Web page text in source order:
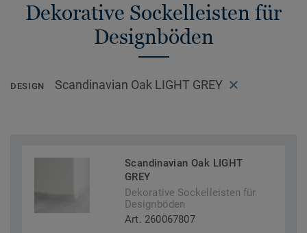
Dekorative Sockelleisten für
Designböden
DESIGN Scandinavian Oak LIGHT GREY
Scandinavian Oak LIGHT
GREY
Dekorative Sockelleisten für
Designböden
Art. 260067807